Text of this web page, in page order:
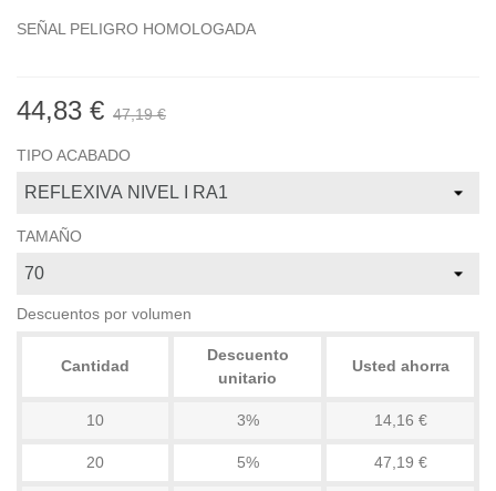
SEÑAL PELIGRO HOMOLOGADA
44,83 € 47,19 €
TIPO ACABADO
TAMAÑO
Descuentos por volumen
Cantidad
Descuento
unitario
Usted ahorra
10 3% 14,16 €
20 5% 47,19 €